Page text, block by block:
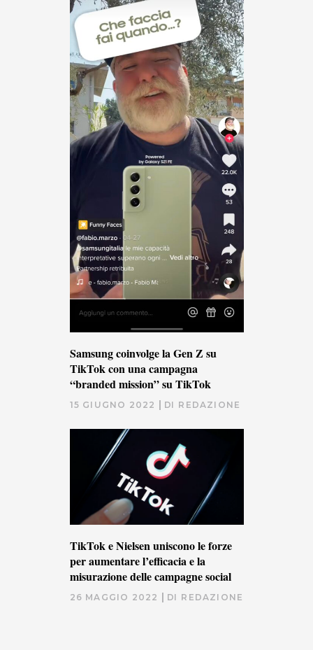
Samsung coinvolge la Gen Z su
TikTok con una campagna
“branded mission” su TikTok
15 GIUGNO 2022 DI REDAZIONE
TikTok e Nielsen uniscono le forze
per aumentare l’efficacia e la
misurazione delle campagne social
26 MAGGIO 2022 DI REDAZIONE